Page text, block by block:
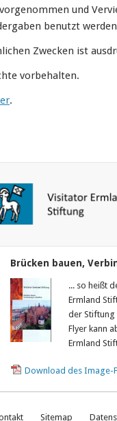
und
benutzt
Zwecken ist
vorbehalten.
.
Brücken bauen,
... so heißt
Ermland
der Stiftung
Flyer kann
Ermland
Download des Image-
Sitemap